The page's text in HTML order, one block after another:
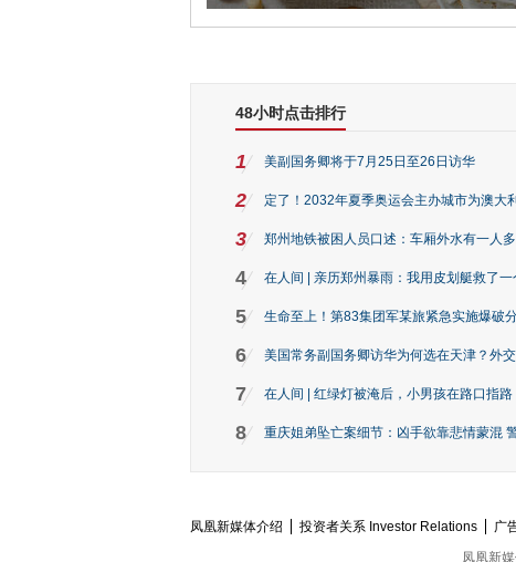
48小时点击排行
1 美副国务卿将于7月25日至26日访华
2 定了！2032年夏季奥运会主办城市为澳大
3 郑州地铁被困人员口述：车厢外水有一人
4 在人间 | 亲历郑州暴雨：我用皮划艇救了一
5 生命至上！第83集团军某旅紧急实施爆破
6 美国常务副国务卿访华为何选在天津？外
7 在人间 | 红绿灯被淹后，小男孩在路口指
8 重庆姐弟坠亡案细节：凶手欲靠悲情蒙混
凤凰新媒体介绍 投资者关系 Investor Relations 广
凤凰新